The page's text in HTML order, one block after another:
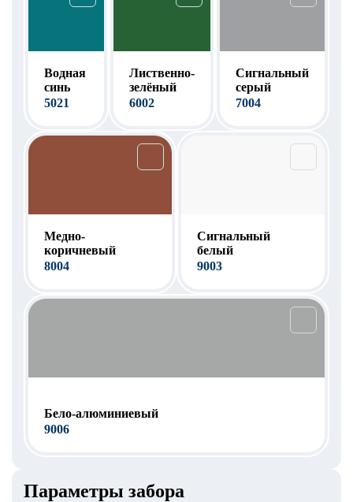
Водная
синь
5021
Лиственно-
зелёный
6002
Сигнальный
серый
7004
Медно-
коричневый
8004
Сигнальный
белый
9003
Бело-алюминиевый
9006
Параметры забора